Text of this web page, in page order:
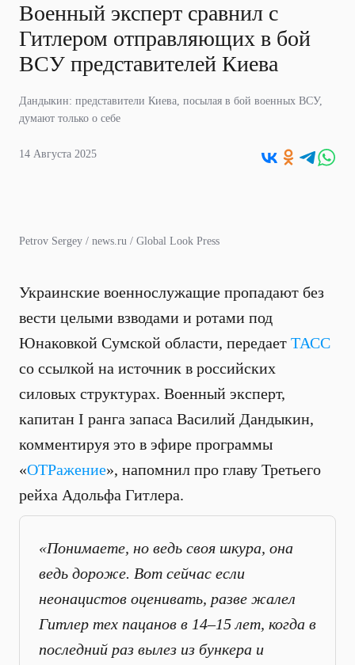
Военный эксперт сравнил с
Гитлером отправляющих в бой
ВСУ представителей Киева
Дандыкин: представители Киева, посылая в бой военных ВСУ,
думают только о себе
14 Августа 2025
Petrov Sergey / news.ru / Global Look Press
Украинские военнослужащие пропадают без
вести целыми взводами и ротами под
Юнаковкой Сумской области, передает ТАСС
со ссылкой на источник в российских
силовых структурах. Военный эксперт,
капитан I ранга запаса Василий Дандыкин,
комментируя это в эфире программы
«ОТРажение», напомнил про главу Третьего
рейха Адольфа Гитлера.
«Понимаете, но ведь своя шкура, она
ведь дороже. Вот сейчас если
неонацистов оценивать, разве жалел
Гитлер тех пацанов в 14–15 лет, когда в
последний раз вылез из бункера и